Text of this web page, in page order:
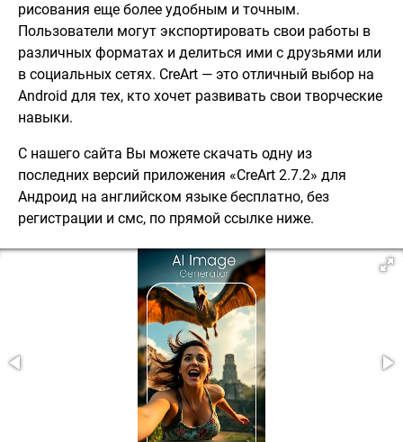
рисования еще более удобным и точным.
Пользователи могут экспортировать свои работы в
различных форматах и делиться ими с друзьями или
в социальных сетях. CreArt — это отличный выбор на
Android для тех, кто хочет развивать свои творческие
навыки.
С нашего сайта Вы можете скачать одну из
последних версий приложения «CreArt 2.7.2» для
Андроид на английском языке бесплатно, без
регистрации и смс, по прямой ссылке ниже.